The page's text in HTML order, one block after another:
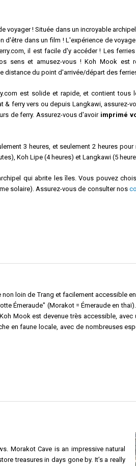
voyager ! Située dans un incroyable
d'être dans un film ! L'expérience de
il est facile d'y accéder ! Les
sens et amusez-vous ! Koh Mook est
distance du point d'arrivée/départ des
est solide et rapide, et contient
ferry vers ou depuis Langkawi, assurez-
de ferry. Assurez-vous d'avoir imprimé
3 heures, et seulement 2 heures
Koh Lipe (4 heures) et Langkawi (5
qui abrite les îles. Vous pouvez
solaire). Assurez-vous de consulter nos
loin de Trang et facilement accessible
Émeraude" (Morakot = Émeraude en
Mook est devenue très accessible,
en faune locale, avec de nombreuses
Morakot Cave is an impressive natural
treasures in days gone by. It’s a really